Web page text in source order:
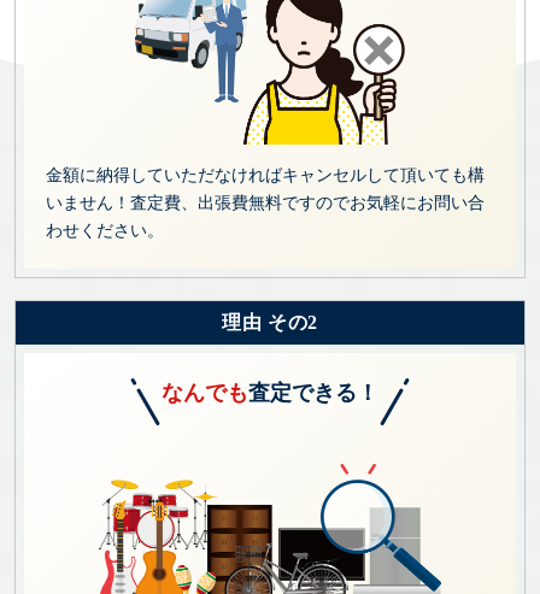
金額に納得していただなければキャンセルして頂いても構
いません！査定費、出張費無料ですのでお気軽にお問い合
わせください。
理由 その2
なんでも査定できる！